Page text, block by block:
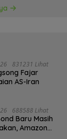
831231 Lihat
Fajar
AS-Iran
688588 Lihat
Baru Masih
Amazon